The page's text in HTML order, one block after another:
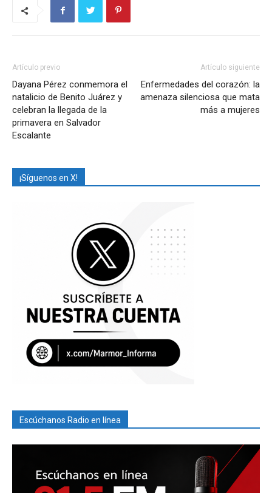
Artículo previo
Dayana Pérez conmemora el
natalicio de Benito Juárez y
celebran la llegada de la
primavera en Salvador
Escalante
Artículo siguiente
Enfermedades del corazón: la
amenaza silenciosa que mata
más a mujeres
¡Síguenos en X!
Escúchanos Radio en línea